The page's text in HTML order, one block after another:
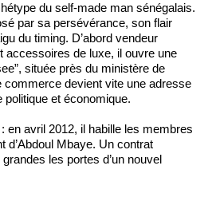
du self-made man sénégalais.
par sa persévérance, son flair
du timing. D’abord vendeur
accessoires de luxe, il ouvre une
située près du ministère de
commerce devient vite une adresse
politique et économique.
en avril 2012, il habille les membres
d’Abdoul Mbaye. Un contrat
les portes d’un nouvel